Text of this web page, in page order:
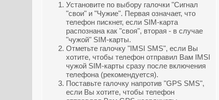
Установите по выбору галочки "Сигнал
"свои" и "Чужие". Первая означает, что
телефон пискнет, если SIM-карта
распознана как "своя", вторая - в случае
"чужой" SIM-карты.
Отметьте галочку "IMSI SMS", если Вы
хотите, чтобы телефон отправил Вам IMSI
чужой SIM-карты сразу после включения
телефона (рекомендуется).
Поставьте галочку напротив "GPS SMS",
если Вы хотите, чтобы телефон